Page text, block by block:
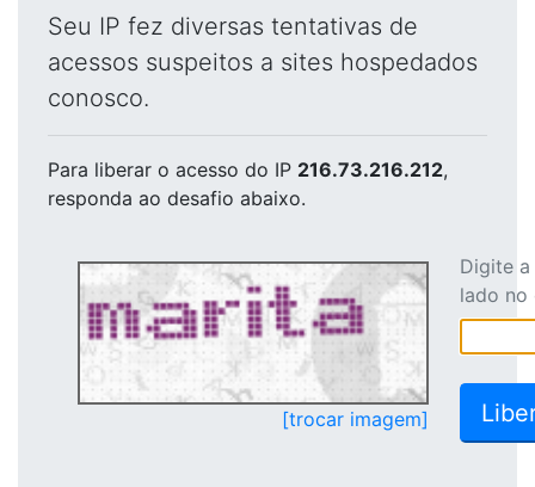
Seu IP fez diversas tentativas de
acessos suspeitos a sites hospedados
conosco.
Para liberar o acesso do IP 216.73.216.212,
responda ao desafio abaixo.
[trocar imagem]
Digite
lado no